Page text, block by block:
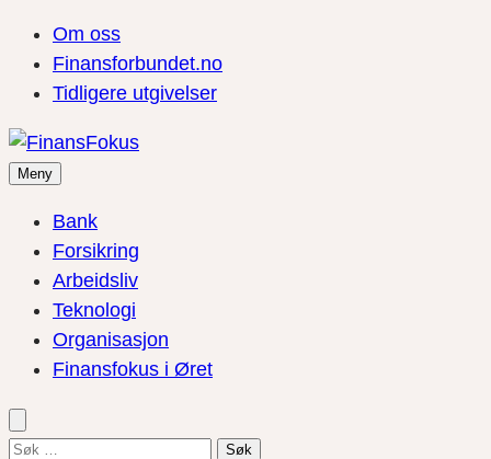
Om oss
Finansforbundet.no
Tidligere utgivelser
Meny
Bank
Forsikring
Arbeidsliv
Teknologi
Organisasjon
Finansfokus i Øret
Søk